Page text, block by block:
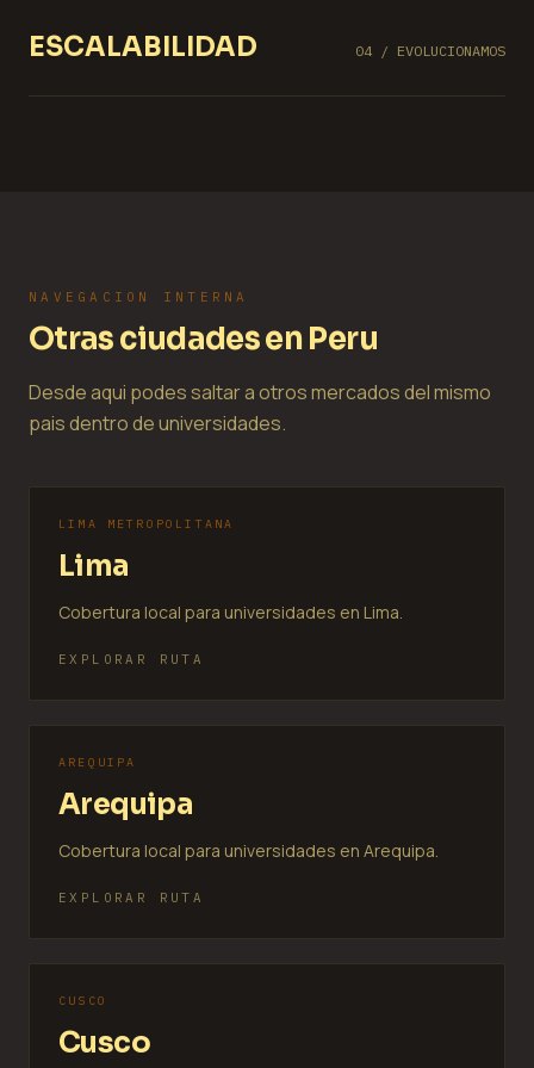
ESCALABILIDAD 04 / EVOLUCIONAMOS
NAVEGACION INTERNA
Otras ciudades en Peru
Desde aqui podes saltar a otros mercados del mismo
pais dentro de universidades.
LIMA METROPOLITANA
Lima
Cobertura local para universidades en Lima.
EXPLORAR RUTA
AREQUIPA
Arequipa
Cobertura local para universidades en Arequipa.
EXPLORAR RUTA
CUSCO
Cusco